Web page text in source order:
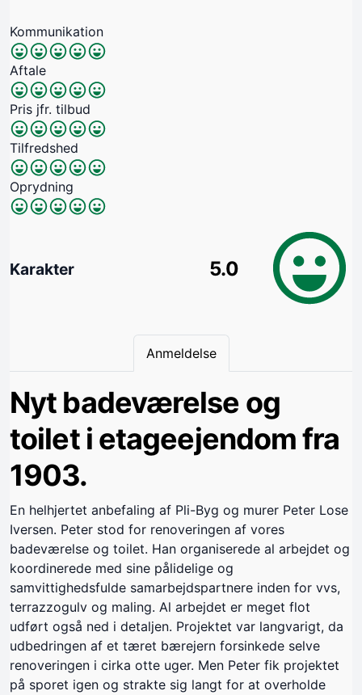
Kommunikation
Aftale
Pris jfr. tilbud
Tilfredshed
Oprydning
Karakter 5.0
Anmeldelse
Nyt badeværelse og
toilet i etageejendom fra
1903.
En helhjertet anbefaling af Pli-Byg og murer Peter Lose
Iversen. Peter stod for renoveringen af vores
badeværelse og toilet. Han organiserede al arbejdet og
koordinerede med sine pålidelige og
samvittighedsfulde samarbejdspartnere inden for vvs,
terrazzogulv og maling. Al arbejdet er meget flot
udført også ned i detaljen. Projektet var langvarigt, da
udbedringen af et tæret bærejern forsinkede selve
renoveringen i cirka otte uger. Men Peter fik projektet
på sporet igen og strakte sig langt for at overholde